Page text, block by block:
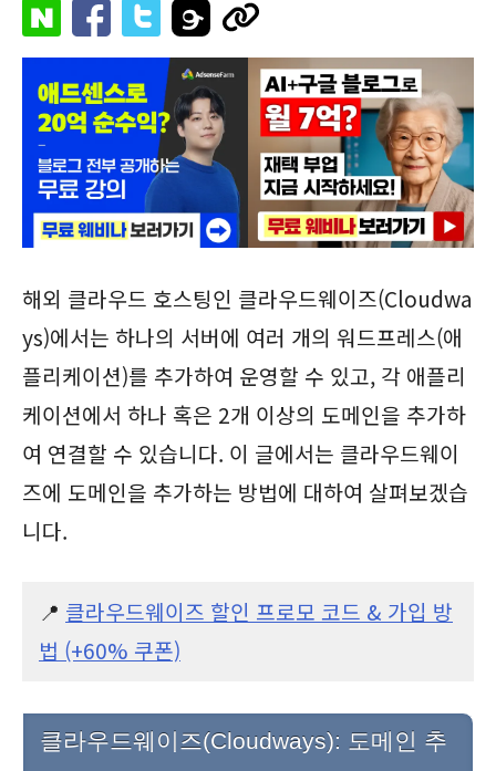
해외 클라우드 호스팅인 클라우드웨이즈(Cloudwa
ys)에서는 하나의 서버에 여러 개의 워드프레스(애
플리케이션)를 추가하여 운영할 수 있고, 각 애플리
케이션에서 하나 혹은 2개 이상의 도메인을 추가하
여 연결할 수 있습니다. 이 글에서는 클라우드웨이
즈에 도메인을 추가하는 방법에 대하여 살펴보겠습
니다.
📍 클라우드웨이즈 할인 프로모 코드 & 가입 방
법 (+60% 쿠폰)
클라우드웨이즈(Cloudways): 도메인 추